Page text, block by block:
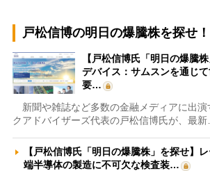
戸松信博の明日の爆騰株を探せ！
【戸松信博氏「明日の爆騰
デバイス：サムスンを通じ
要…
新聞や雑誌など多数の金融メディアに出演
クアドバイザーズ代表の戸松信博氏が、最
【戸松信博氏「明日の爆騰株」を探せ】
端半導体の製造に不可欠な検査装…